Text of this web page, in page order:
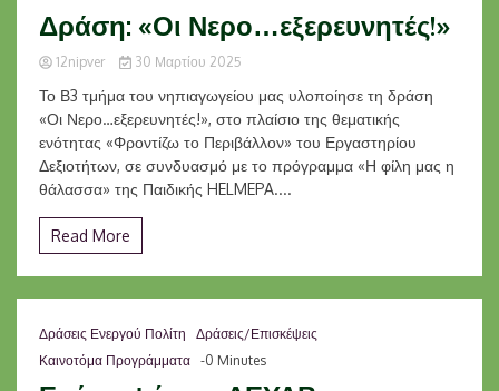
Δράση: «Οι Νερο…εξερευνητές!»
12nipver 30 Μαρτίου 2025
Το Β3 τμήμα του νηπιαγωγείου μας υλοποίησε τη δράση
«Οι Νερο…εξερευνητές!», στο πλαίσιο της θεματικής
ενότητας «Φροντίζω το Περιβάλλον» του Εργαστηρίου
Δεξιοτήτων, σε συνδυασμό με το πρόγραμμα «Η φίλη μας η
θάλασσα» της Παιδικής HELMEPA....
Read More
Δράσεις Ενεργού Πολίτη
Δράσεις/Επισκέψεις
Καινοτόμα Προγράμματα -0 Minutes